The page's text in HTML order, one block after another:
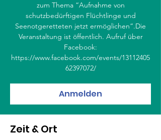
zum Thema “Aufnahme von
schutzbedürftigen Flüchtlinge und
Seenotgeretteten jetzt ermöglichen“.Die
Veranstaltung ist öffentlich. Aufruf über
Facebook:
https://www.facebook.com/events/13112405
62397072/
Anmelden
Zeit & Ort